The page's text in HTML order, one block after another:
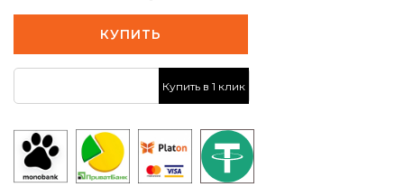
КУПИТЬ
Купить в 1 клик